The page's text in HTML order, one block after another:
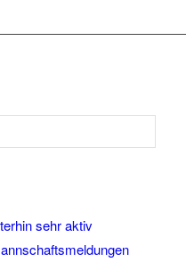
sehr aktiv